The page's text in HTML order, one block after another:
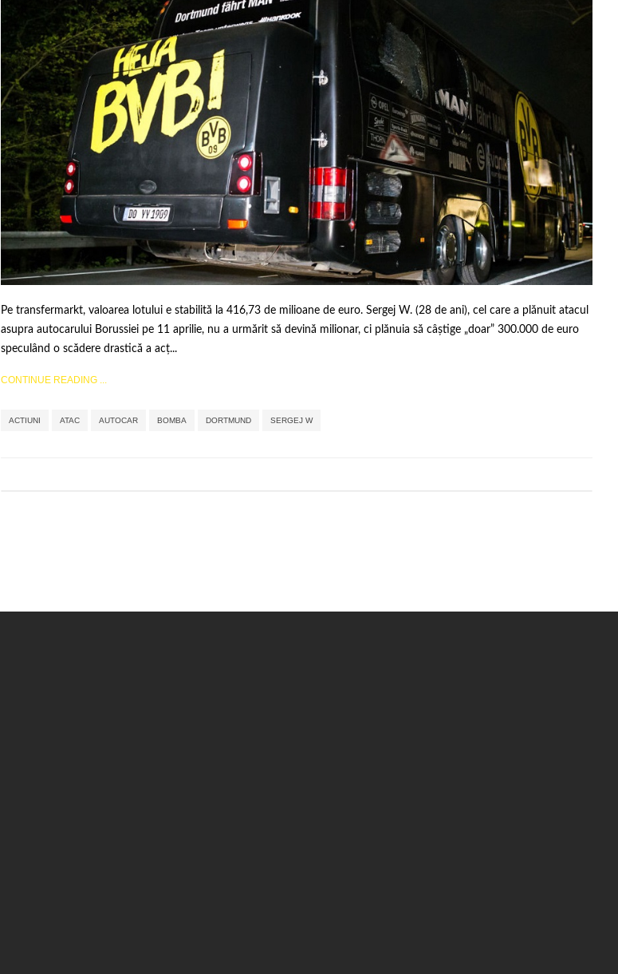
Pe transfermarkt, valoarea lotului e stabilită la 416,73 de milioane de euro. Sergej W. (28 de ani), cel care a plănuit atacul
asupra autocarului Borussiei pe 11 aprilie, nu a urmărit să devină milionar, ci plănuia să câștige „doar” 300.000 de euro
speculând o scădere drastică a acț...
CONTINUE READING ...
ACTIUNI ATAC AUTOCAR BOMBA DORTMUND SERGEJ W